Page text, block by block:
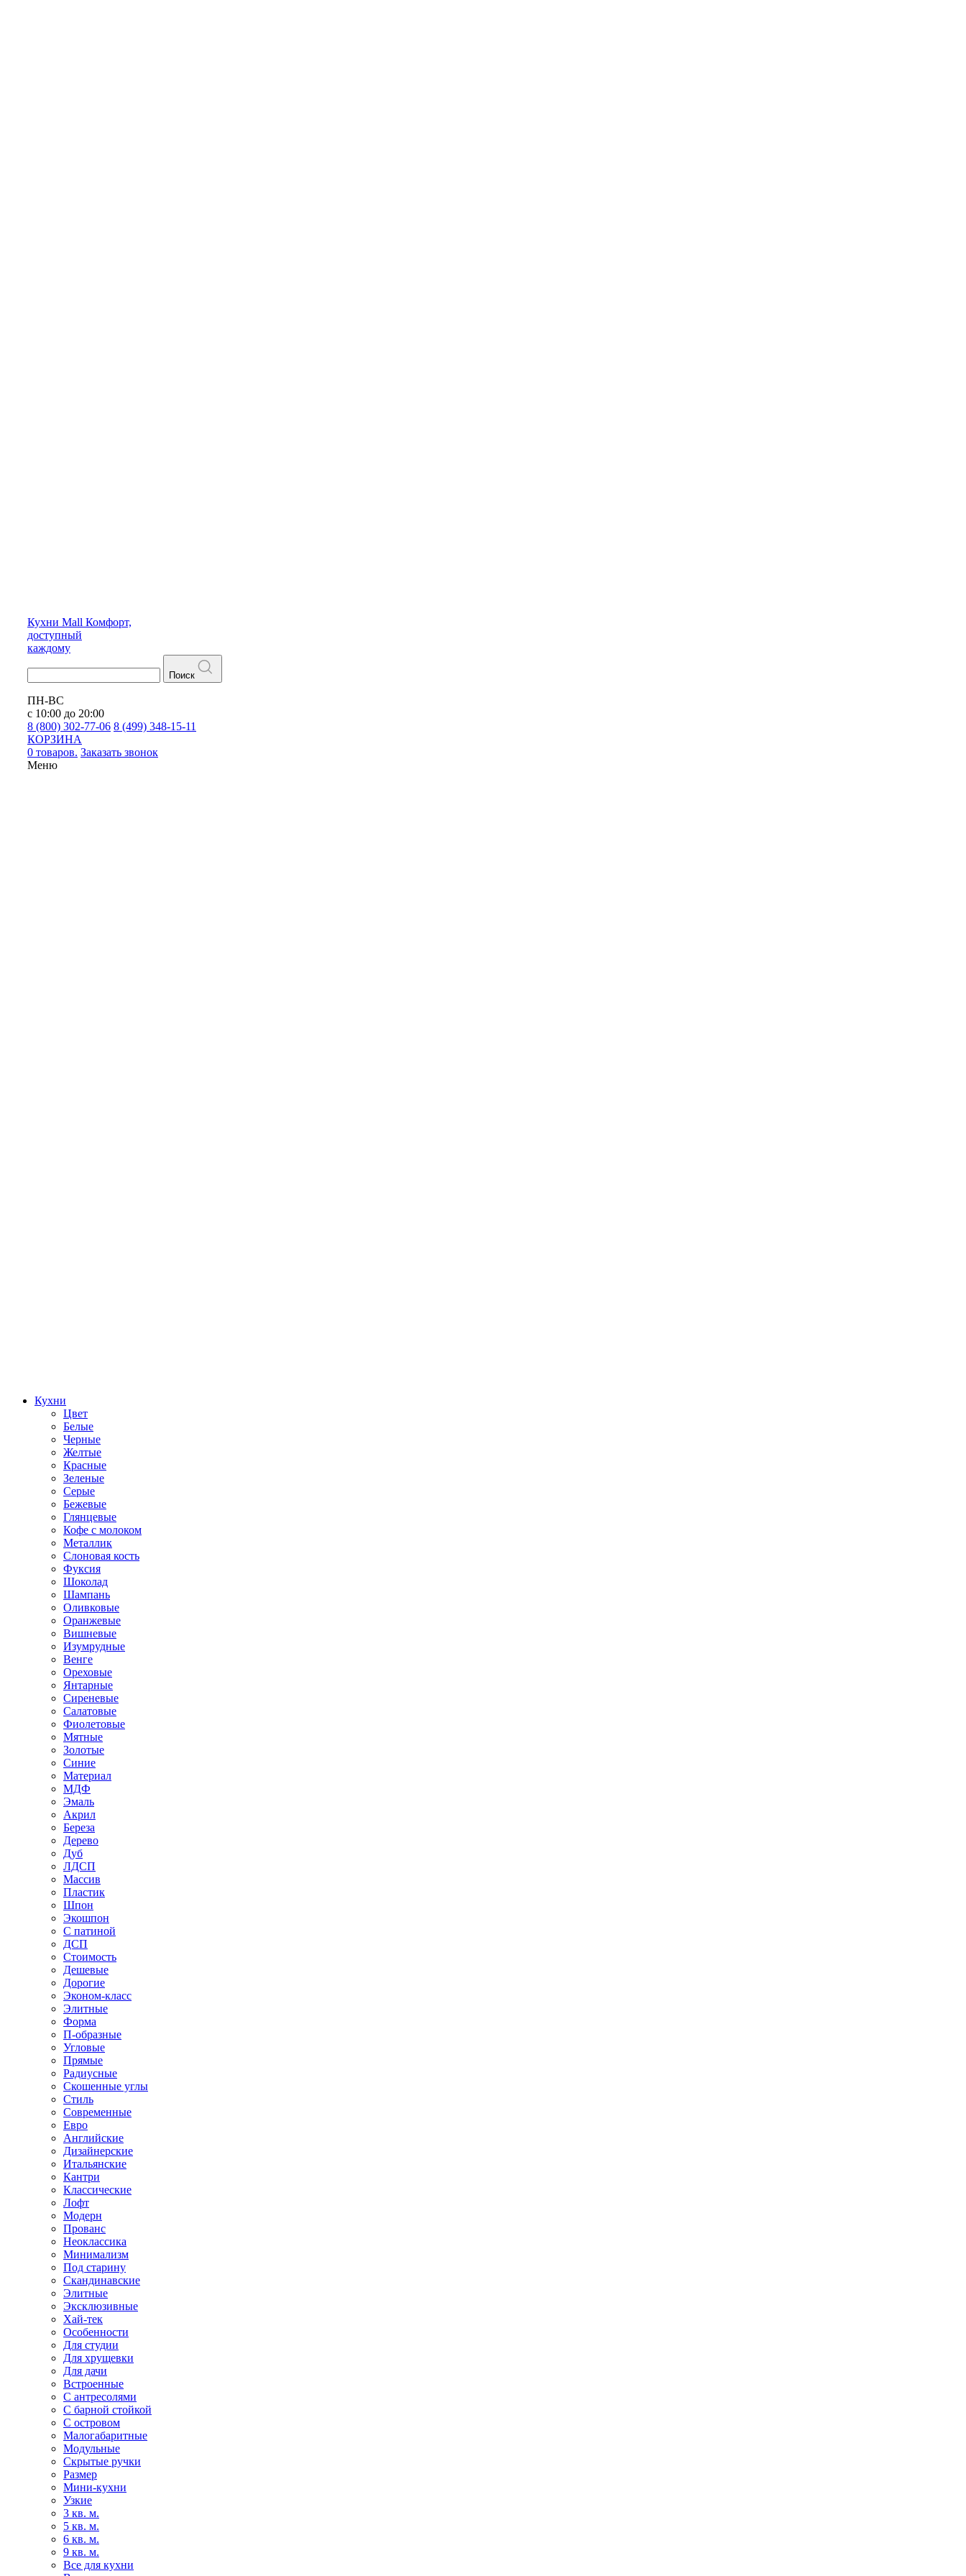
Кухни Mall Комфорт,
доступный
каждому
Поиск
ПН-ВС
с 10:00 до 20:00
8 (800) 302-77-06 8 (499) 348-15-11
КОРЗИНА
0 товаров. Заказать звонок
Меню
Кухни
Цвет
Белые
Черные
Желтые
Красные
Зеленые
Серые
Бежевые
Глянцевые
Кофе с молоком
Металлик
Слоновая кость
Фуксия
Шоколад
Шампань
Оливковые
Оранжевые
Вишневые
Изумрудные
Венге
Ореховые
Янтарные
Сиреневые
Салатовые
Фиолетовые
Мятные
Золотые
Синие
Материал
МДФ
Эмаль
Акрил
Береза
Дерево
Дуб
ЛДСП
Массив
Пластик
Шпон
Экошпон
С патиной
ДСП
Стоимость
Дешевые
Дорогие
Эконом-класс
Элитные
Форма
П-образные
Угловые
Прямые
Радиусные
Скошенные углы
Стиль
Современные
Евро
Английские
Дизайнерские
Итальянские
Кантри
Классические
Лофт
Модерн
Прованс
Неоклассика
Минимализм
Под старину
Скандинавские
Элитные
Эксклюзивные
Хай-тек
Особенности
Для студии
Для хрущевки
Для дачи
Встроенные
С антресолями
С барной стойкой
С островом
Малогабаритные
Модульные
Скрытые ручки
Размер
Мини-кухни
Узкие
3 кв. м.
5 кв. м.
6 кв. м.
9 кв. м.
Все для кухни